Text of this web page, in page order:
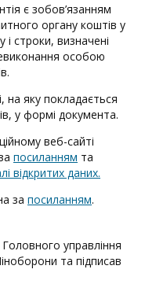
є зобов’язанням
органу коштів у
і строки, визначені
особою
на яку покладається
у формі документа.
веб-сайті
посиланням та
відкритих даних.
за посиланням.